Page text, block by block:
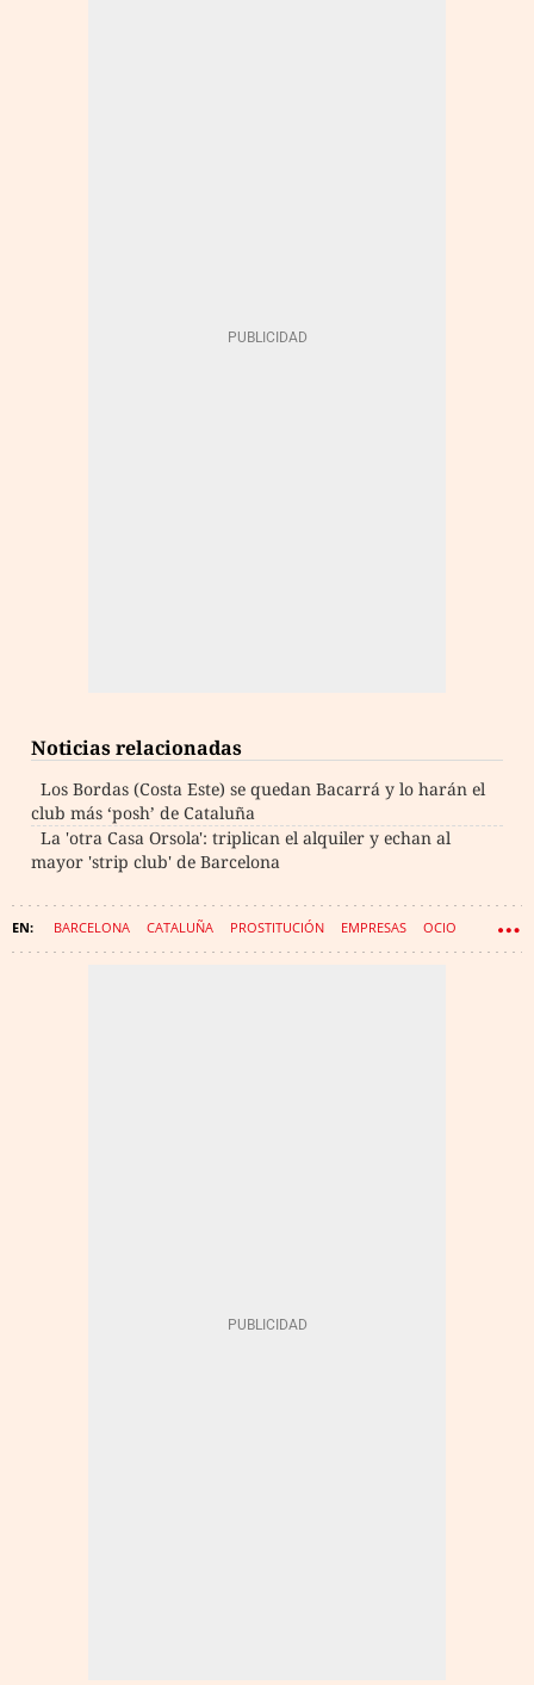
Noticias relacionadas
Los Bordas (Costa Este) se quedan Bacarrá y lo harán el
club más ‘posh’ de Cataluña
La 'otra Casa Orsola': triplican el alquiler y echan al
mayor 'strip club' de Barcelona
BARCELONA CATALUÑA PROSTITUCIÓN EMPRESAS OCIO